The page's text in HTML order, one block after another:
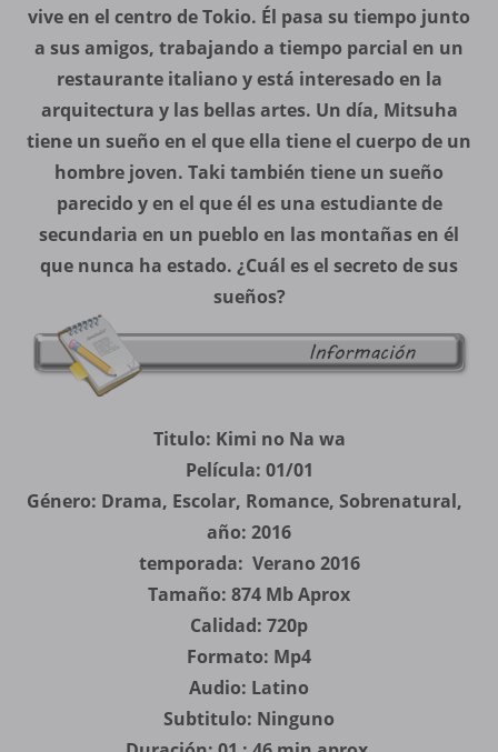
vive en el centro de Tokio. Él pasa su tiempo junto
a sus amigos, trabajando a tiempo parcial en un
restaurante italiano y está interesado en la
arquitectura y las bellas artes. Un día, Mitsuha
tiene un sueño en el que ella tiene el cuerpo de un
hombre joven. Taki también tiene un sueño
parecido y en el que él es una estudiante de
secundaria en un pueblo en las montañas en él
que nunca ha estado. ¿Cuál es el secreto de sus
sueños?
Titulo: Kimi no Na wa
Película: 01/01
Género: Drama, Escolar, Romance, Sobrenatural,
año: 2016
temporada: Verano 2016
Tamaño: 874 Mb Aprox
Calidad: 720p
Formato: Mp4
Audio: Latino
Subtitulo: Ninguno